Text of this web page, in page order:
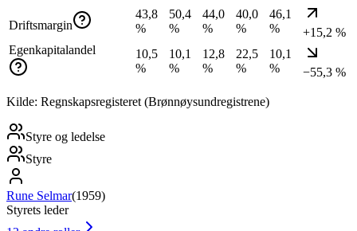
Driftsmargin
43,8
%
50,4
%
44,0
%
40,0
%
46,1
%
+15,2 %
Egenkapitalandel
10,5
%
10,1
%
12,8
%
22,5
%
10,1
%
−55,3 %
Kilde: Regnskapsregisteret (Brønnøysundregistrene)
Styre og ledelse
Styre
Rune Selmar(1959)
Styrets leder